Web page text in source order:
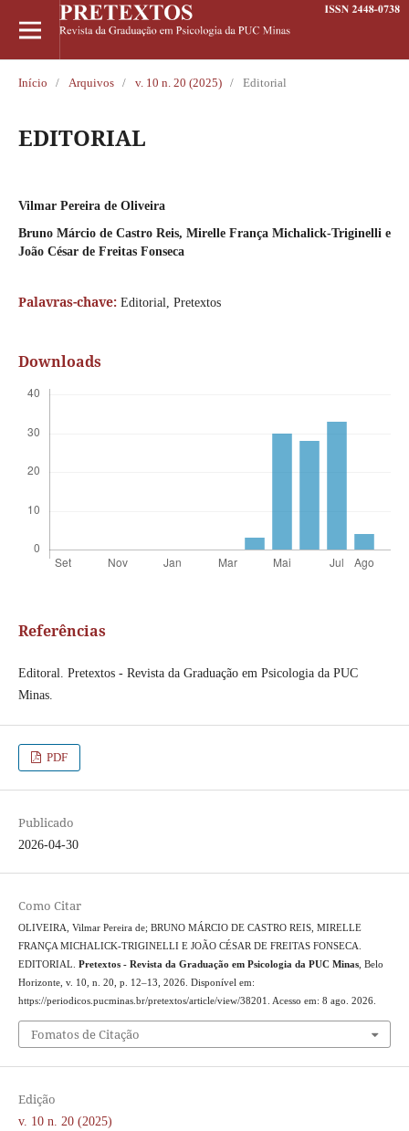
Início / Arquivos / v. 10 n. 20 (2025) / Editorial
EDITORIAL
Vilmar Pereira de Oliveira
Bruno Márcio de Castro Reis, Mirelle França Michalick-Triginelli e
João César de Freitas Fonseca
Palavras-chave: Editorial, Pretextos
Downloads
Referências
Editoral. Pretextos - Revista da Graduação em Psicologia da PUC
Minas.
PDF
Publicado
2026-04-30
Como Citar
OLIVEIRA, Vilmar Pereira de; BRUNO MÁRCIO DE CASTRO REIS, MIRELLE
FRANÇA MICHALICK-TRIGINELLI E JOÃO CÉSAR DE FREITAS FONSECA.
EDITORIAL. Pretextos - Revista da Graduação em Psicologia da PUC Minas, Belo
Horizonte, v. 10, n. 20, p. 12–13, 2026. Disponível em:
https://periodicos.pucminas.br/pretextos/article/view/38201. Acesso em: 8 ago. 2026.
Fomatos de Citação
Edição
v. 10 n. 20 (2025)